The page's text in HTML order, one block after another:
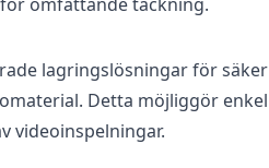
lagringslösningar för säker
Detta möjliggör enkel
videoinspelningar.